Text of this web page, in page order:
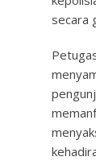
secara